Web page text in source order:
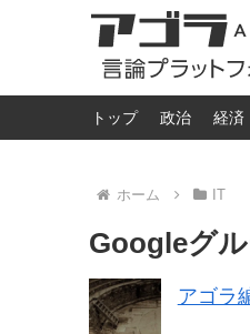
トップ 政治 経済
ホーム IT
Googleグ
アゴラ